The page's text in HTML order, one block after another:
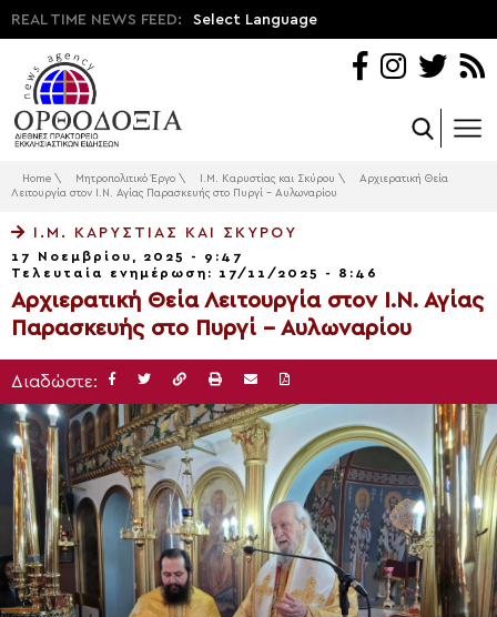
REAL TIME NEWS FEED: Select Language
Home \ Μητροπολιτικό Έργο \ Ι.Μ. Καρυστίας και Σκύρου \
Αρχιερατική Θεία
Λειτουργία στον Ι.Ν. Αγίας Παρασκευής στο Πυργί – Αυλωναρίου
Ι.Μ. ΚΑΡΥΣΤΊΑΣ ΚΑΙ ΣΚΎΡΟΥ
17 Νοεμβρίου, 2025 - 9:47
Τελευταία ενημέρωση: 17/11/2025 - 8:46
Αρχιερατική Θεία Λειτουργία στον Ι.Ν. Αγίας
Παρασκευής στο Πυργί – Αυλωναρίου
Διαδώστε: